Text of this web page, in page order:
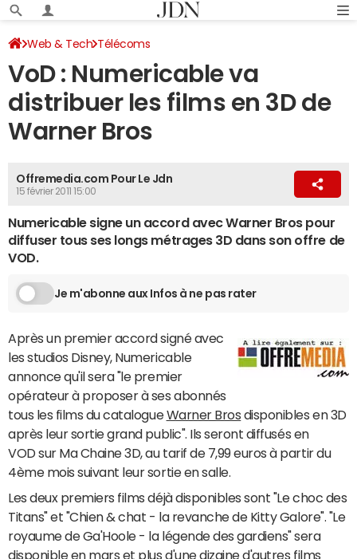
Web & Tech Télécoms
VoD : Numericable va
distribuer les films en 3D de
Warner Bros
Offremedia.com Pour Le Jdn
15 février 2011 15:00
Numericable signe un accord avec Warner Bros pour
diffuser tous ses longs métrages 3D dans son offre de
VOD.
Je m'abonne aux Infos à ne pas rater
Après un premier accord signé avec
les studios Disney, Numericable
annonce qu'il sera "le premier
opérateur à proposer à ses abonnés
tous les films du catalogueWarner Bros disponibles en 3D
après leur sortie grand public". Ils seront diffusés en
VOD sur Ma Chaine 3D, au tarif de 7,99 euros à partir du
4ème mois suivant leur sortie en salle.
Les deux premiers films déjà disponibles sont "Le choc des
Titans" et "Chien & chat - la revanche de Kitty Galore". "Le
royaume de Ga'Hoole - la légende des gardiens" sera
disponible en mars et plus d'une dizaine d'autres films